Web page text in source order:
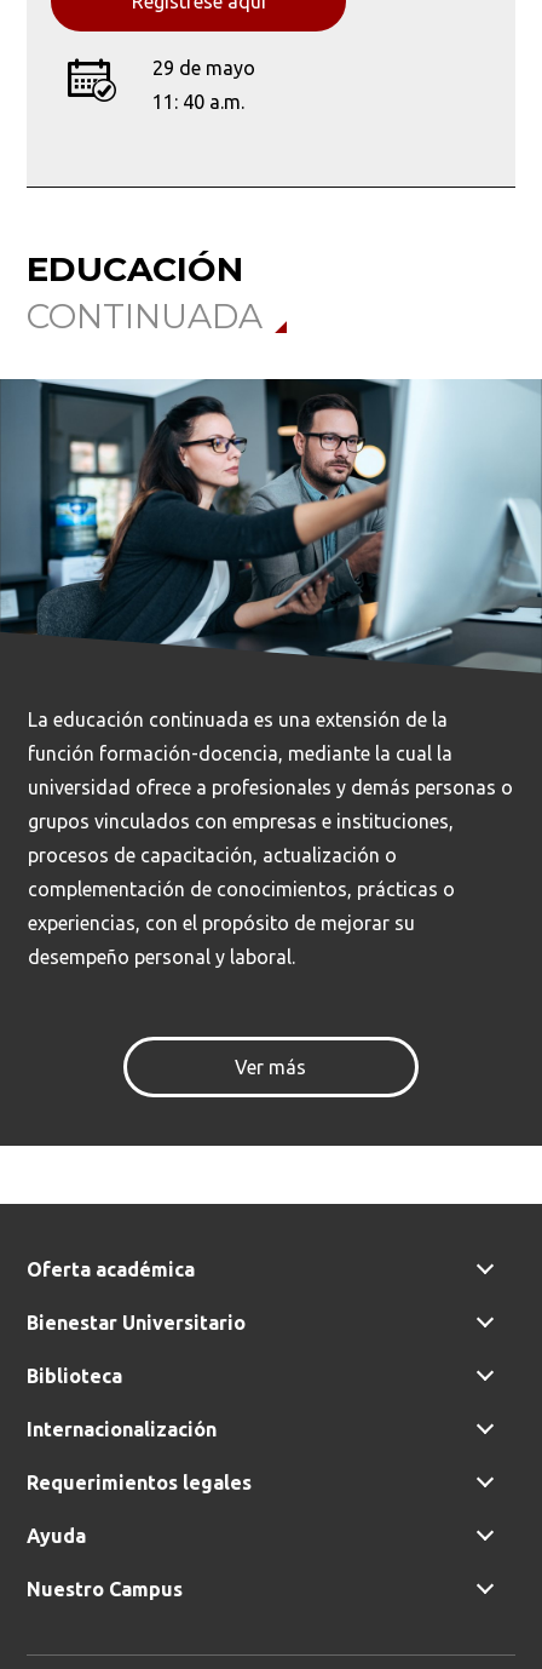
29 de mayo
11: 40 a.m.
EDUCACIÓN
CONTINUADA
La educación continuada es una extensión de la
función formación-docencia, mediante la cual la
universidad ofrece a profesionales y demás personas o
grupos vinculados con empresas e instituciones,
procesos de capacitación, actualización o
complementación de conocimientos, prácticas o
experiencias, con el propósito de mejorar su
desempeño personal y laboral.
Ver más
Busca en la escuela
¿Qué buscas?
Buscar en: *
Ordenar por: *
Buscar
Oferta académica
Bienestar Universitario
Biblioteca
Internacionalización
Requerimientos legales
Ayuda
Nuestro Campus